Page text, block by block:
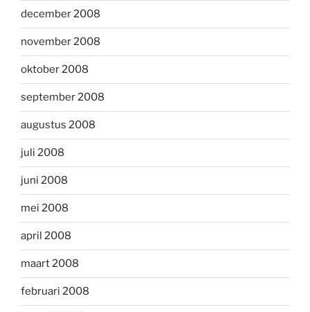
december 2008
november 2008
oktober 2008
september 2008
augustus 2008
juli 2008
juni 2008
mei 2008
april 2008
maart 2008
februari 2008